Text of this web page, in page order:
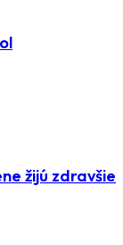
žijú zdravšie